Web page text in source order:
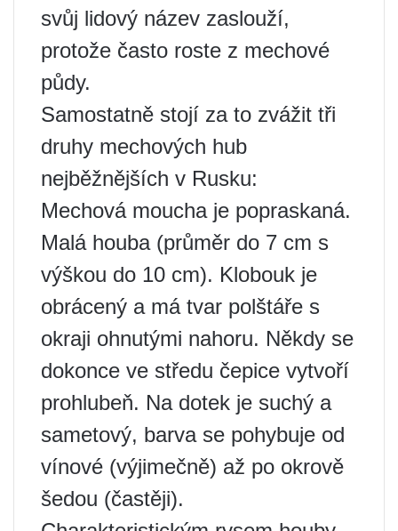
svůj lidový název zaslouží,
protože často roste z mechové
půdy.
Samostatně stojí za to zvážit tři
druhy mechových hub
nejběžnějších v Rusku:
Mechová moucha je popraskaná.
Malá houba (průměr do 7 cm s
výškou do 10 cm). Klobouk je
obrácený a má tvar polštáře s
okraji ohnutými nahoru. Někdy se
dokonce ve středu čepice vytvoří
prohlubeň. Na dotek je suchý a
sametový, barva se pohybuje od
vínové (výjimečně) až po okrově
šedou (častěji).